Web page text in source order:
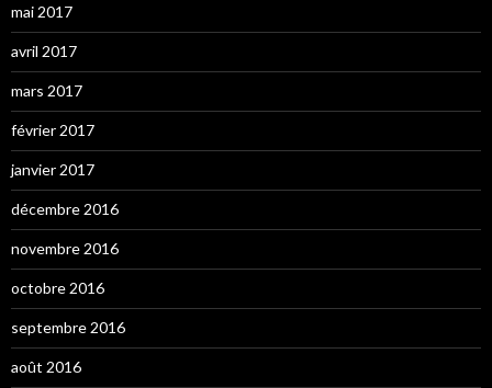
mai 2017
avril 2017
mars 2017
février 2017
janvier 2017
décembre 2016
novembre 2016
octobre 2016
septembre 2016
août 2016